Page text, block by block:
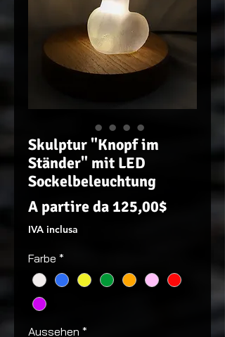
Skulptur "Knopf im
Ständer" mit LED
Sockelbeleuchtung
A partire da125,00$Prezzo
IVA inclusa
Farbe *
Aussehen *